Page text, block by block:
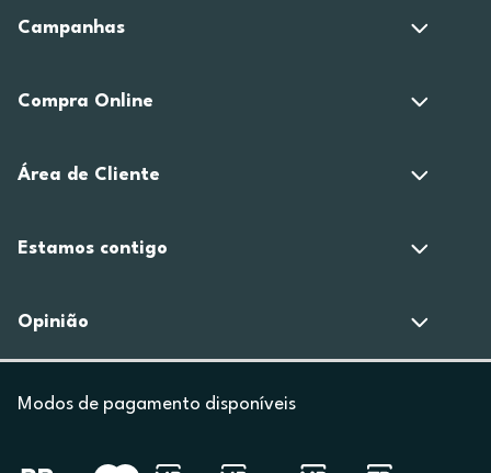
Campanhas
Compra Online
Área de Cliente
Estamos contigo
Opinião
Modos de pagamento disponíveis